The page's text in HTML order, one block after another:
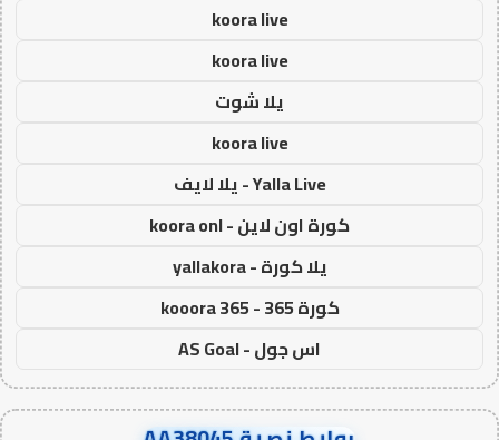
koora live
koora live
يلا شوت
koora live
Yalla Live - يلا لايف
كورة اون لاين - koora onl
يلا كورة - yallakora
كورة 365 - kooora 365
اس جول - AS Goal